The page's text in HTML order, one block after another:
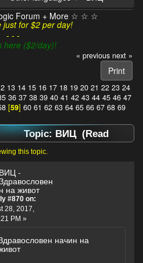
Forum + More ☆ ☆ ☆
just for $2 per day!
- - -
here ($2/day)!
« previous next »
Print
13 14 15 16 17 18 19 20 21 22 23 24
36 37 38 39 40 41 42 43 44 45 46 47
[59] 60 61 62 63 64 65 66 67 68 69
Topic: ВИЦ (Read
this topic.
ВИЦ -
на живот
#870 on:
28, 2017,
PM »
начин на